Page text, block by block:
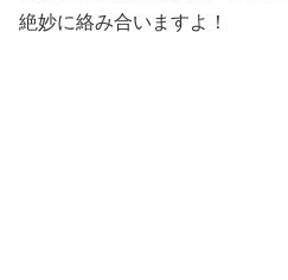
絶妙に絡み合いますよ！